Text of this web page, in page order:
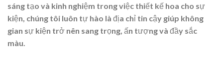
sáng tạo và kinh nghiệm trong việc thiết kế hoa cho sự
kiện, chúng tôi luôn tự hào là địa chỉ tin cậy giúp không
gian sự kiện trở nên sang trọng, ấn tượng và đầy sắc
màu.